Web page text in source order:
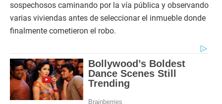
sospechosos caminando por la vía pública y observando
varias viviendas antes de seleccionar el inmueble donde
finalmente cometieron el robo.